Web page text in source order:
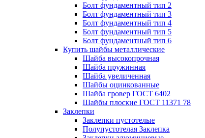
Болт фундаментный тип 2
Болт фундаментный тип 3
Болт фундаментный тип 4
Болт фундаментный тип 5
Болт фундаментный тип 6
Купить шайбы металлические
Шайба высокопрочная
Шайба пружинная
Шайба увеличенная
Шайбы оцинкованные
Шайба гровер ГОСТ 6402
Шайбы плоские ГОСТ 11371 78
Заклепки
Заклепки пустотелые
Полупустотелая Заклепка